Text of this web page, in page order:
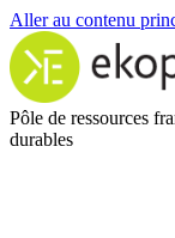
Aller au contenu
Pôle de ressources
durables